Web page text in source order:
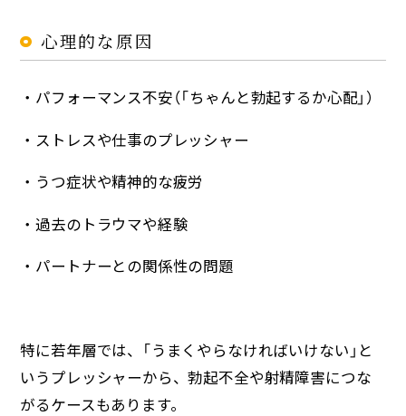
心理的な原因
・パフォーマンス不安（「ちゃんと勃起するか心配」）
・ストレスや仕事のプレッシャー
・うつ症状や精神的な疲労
・過去のトラウマや経験
・パートナーとの関係性の問題
特に若年層では、「うまくやらなければいけない」と
いうプレッシャーから、勃起不全や射精障害につな
がるケースもあります。